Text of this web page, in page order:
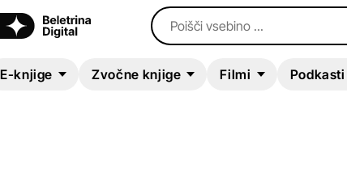
Poišči vsebino ...
E-knjige Zvočne knjige Filmi Podkasti